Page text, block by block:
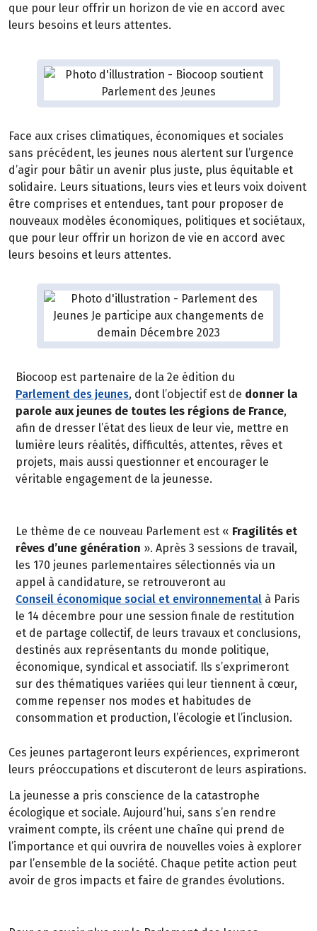
que pour leur offrir un horizon de vie en accord avec
leurs besoins et leurs attentes.
Face aux crises climatiques, économiques et sociales
sans précédent, les jeunes nous alertent sur l’urgence
d’agir pour bâtir un avenir plus juste, plus équitable et
solidaire. Leurs situations, leurs vies et leurs voix doivent
être comprises et entendues, tant pour proposer de
nouveaux modèles économiques, politiques et sociétaux,
que pour leur offrir un horizon de vie en accord avec
leurs besoins et leurs attentes.
Biocoop est partenaire de la 2e édition du
Parlement des jeunes, dont l’objectif est de donner la
parole aux jeunes de toutes les régions de France,
afin de dresser l’état des lieux de leur vie, mettre en
lumière leurs réalités, difficultés, attentes, rêves et
projets, mais aussi questionner et encourager le
véritable engagement de la jeunesse.
Le thème de ce nouveau Parlement est « Fragilités et
rêves d’une génération ». Après 3 sessions de travail,
les 170 jeunes parlementaires sélectionnés via un
appel à candidature, se retrouveront au
Conseil économique social et environnemental à Paris
le 14 décembre pour une session finale de restitution
et de partage collectif, de leurs travaux et conclusions,
destinés aux représentants du monde politique,
économique, syndical et associatif. Ils s’exprimeront
sur des thématiques variées qui leur tiennent à cœur,
comme repenser nos modes et habitudes de
consommation et production, l’écologie et l’inclusion.
Ces jeunes partageront leurs expériences, exprimeront
leurs préoccupations et discuteront de leurs aspirations.
La jeunesse a pris conscience de la catastrophe
écologique et sociale. Aujourd’hui, sans s’en rendre
vraiment compte, ils créent une chaîne qui prend de
l’importance et qui ouvrira de nouvelles voies à explorer
par l’ensemble de la société. Chaque petite action peut
avoir de gros impacts et faire de grandes évolutions.